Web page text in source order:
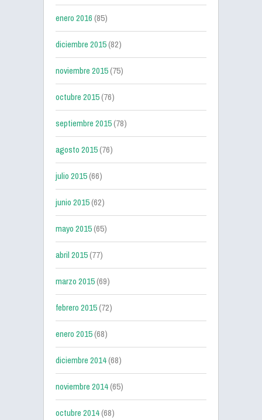
enero 2016(85)
diciembre 2015(82)
noviembre 2015(75)
octubre 2015(76)
septiembre 2015(78)
agosto 2015(76)
julio 2015(66)
junio 2015(62)
mayo 2015(65)
abril 2015(77)
marzo 2015(69)
febrero 2015(72)
enero 2015(68)
diciembre 2014(68)
noviembre 2014(65)
octubre 2014(68)